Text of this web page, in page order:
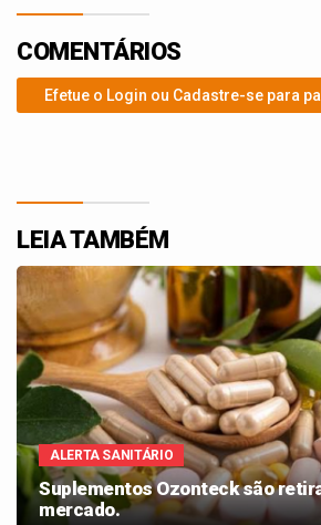
COMENTÁRIOS
Efetue o Login ou Cadastre-se para
LEIA TAMBÉM
ALERTA SANITÁRIO
Suplementos Ozonteck são
mercado.